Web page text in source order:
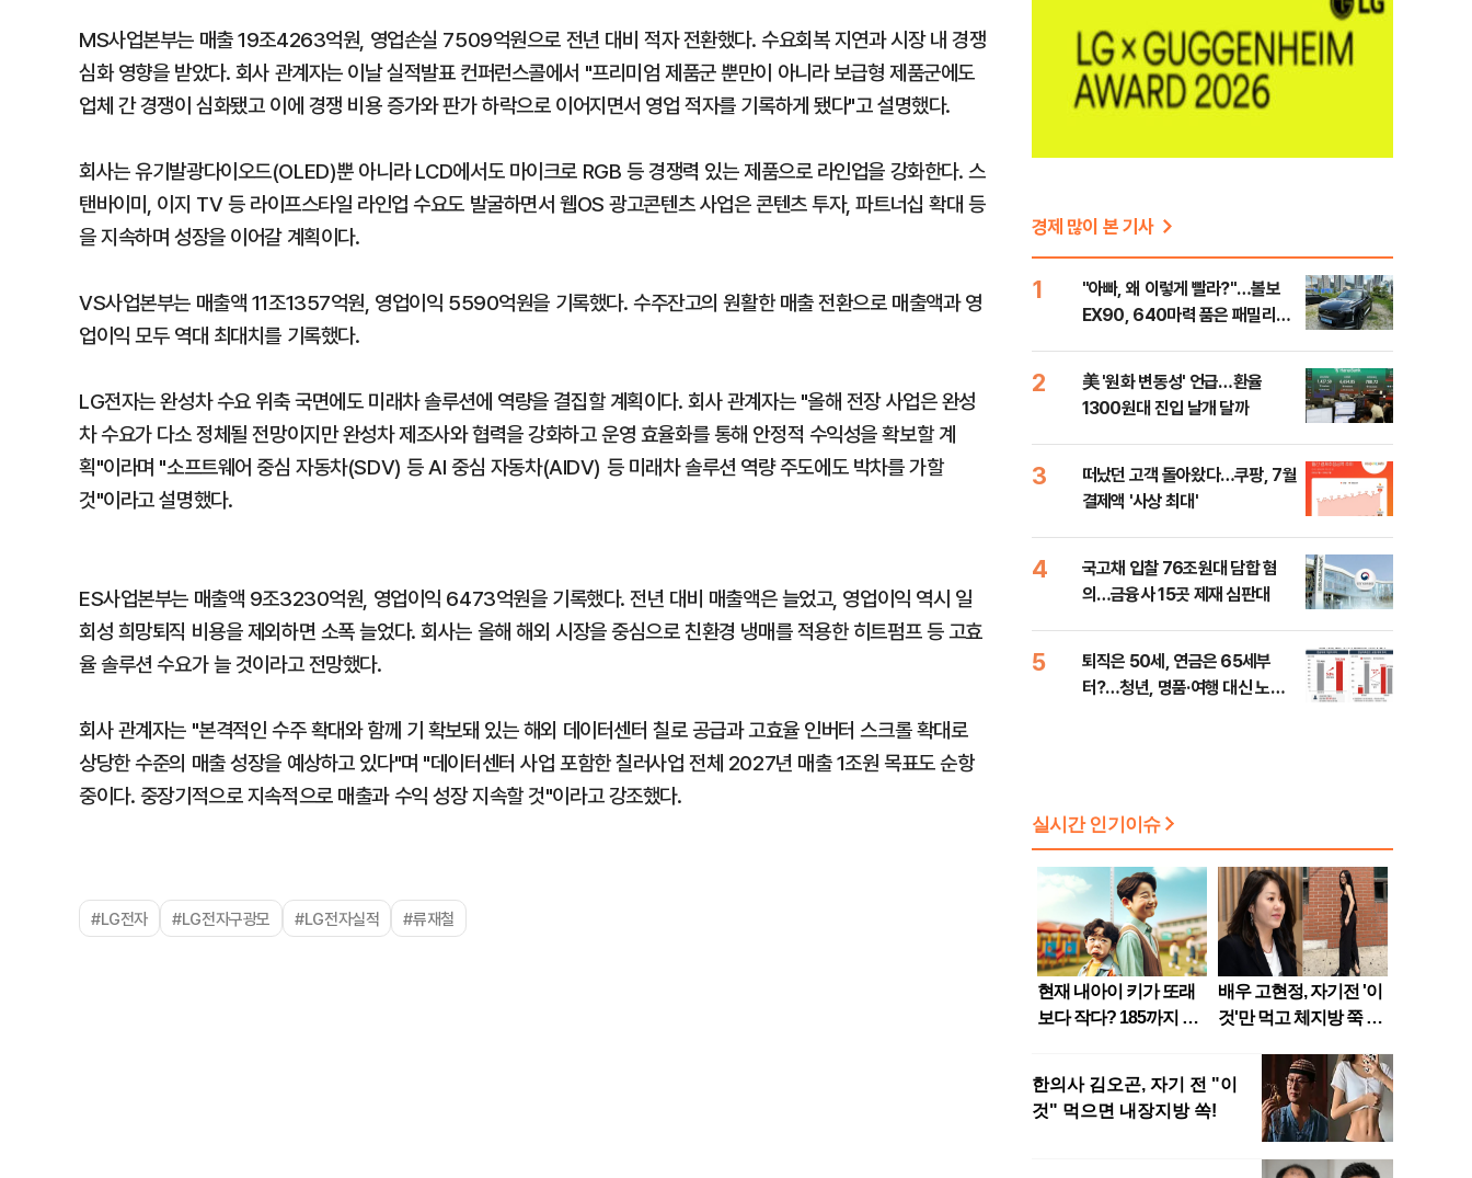
MS사업본부는 매출 19조4263억원, 영업손실 7509억원으로 전년 대비 적자 전환했다. 수요회복 지연과 시장 내 경쟁
심화 영향을 받았다. 회사 관계자는 이날 실적발표 컨퍼런스콜에서 "프리미엄 제품군 뿐만이 아니라 보급형 제품군에도
업체 간 경쟁이 심화됐고 이에 경쟁 비용 증가와 판가 하락으로 이어지면서 영업 적자를 기록하게 됐다"고 설명했다.
회사는 유기발광다이오드(OLED)뿐 아니라 LCD에서도 마이크로 RGB 등 경쟁력 있는 제품으로 라인업을 강화한다. 스
탠바이미, 이지 TV 등 라이프스타일 라인업 수요도 발굴하면서 웹OS 광고콘텐츠 사업은 콘텐츠 투자, 파트너십 확대 등
을 지속하며 성장을 이어갈 계획이다.
VS사업본부는 매출액 11조1357억원, 영업이익 5590억원을 기록했다. 수주잔고의 원활한 매출 전환으로 매출액과 영
업이익 모두 역대 최대치를 기록했다.
LG전자는 완성차 수요 위축 국면에도 미래차 솔루션에 역량을 결집할 계획이다. 회사 관계자는 "올해 전장 사업은 완성
차 수요가 다소 정체될 전망이지만 완성차 제조사와 협력을 강화하고 운영 효율화를 통해 안정적 수익성을 확보할 계
획"이라며 "소프트웨어 중심 자동차(SDV) 등 AI 중심 자동차(AIDV) 등 미래차 솔루션 역량 주도에도 박차를 가할
것"이라고 설명했다.
ES사업본부는 매출액 9조3230억원, 영업이익 6473억원을 기록했다. 전년 대비 매출액은 늘었고, 영업이익 역시 일
회성 희망퇴직 비용을 제외하면 소폭 늘었다. 회사는 올해 해외 시장을 중심으로 친환경 냉매를 적용한 히트펌프 등 고효
율 솔루션 수요가 늘 것이라고 전망했다.
회사 관계자는 "본격적인 수주 확대와 함께 기 확보돼 있는 해외 데이터센터 칠로 공급과 고효율 인버터 스크롤 확대로
상당한 수준의 매출 성장을 예상하고 있다"며 "데이터센터 사업 포함한 칠러사업 전체 2027년 매출 1조원 목표도 순항
중이다. 중장기적으로 지속적으로 매출과 수익 성장 지속할 것"이라고 강조했다.
#LG전자 #LG전자구광모 #LG전자실적 #류재철
경제 많이 본 기사
1
"아빠, 왜 이렇게 빨라?"…볼보
EX90, 640마력 품은 패밀리카
2
美 '원화 변동성' 언급…환율
1300원대 진입 날개 달까
3
떠났던 고객 돌아왔다…쿠팡, 7월
결제액 '사상 최대'
4
국고채 입찰 76조원대 담합 혐
의…금융사 15곳 제재 심판대
5
퇴직은 50세, 연금은 65세부
터?…청년, 명품·여행 대신 노후